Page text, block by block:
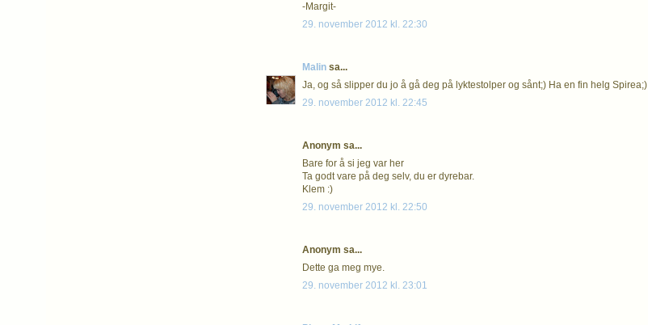
-Margit-
29. november 2012 kl. 22:30
Malin sa...
Ja, og så slipper du jo å gå deg på lyktestolper og sånt;) Ha en fin helg Spirea;)
29. november 2012 kl. 22:45
Anonym sa...
Bare for å si jeg var her
Ta godt vare på deg selv, du er dyrebar.
Klem :)
29. november 2012 kl. 22:50
Anonym sa...
Dette ga meg mye.
29. november 2012 kl. 23:01